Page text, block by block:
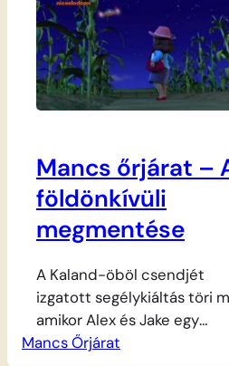
Mancs őrjárat –
földönkívüli
megmentése
A Kaland-öböl csendjét
izgatott segélykiáltás töri
amikor Alex és Jake egy
veszélyes túra során bajba
Mancs Őrjárat